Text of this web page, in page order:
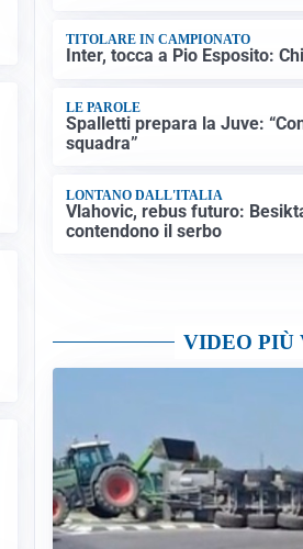
TITOLARE IN CAMPIONATO
Inter, tocca a Pio Esposito:
LE PAROLE
Spalletti prepara la Juve:
squadra”
LONTANO DALL'ITALIA
Vlahovic, rebus futuro:
contendono il serbo
VIDEO PIÙ